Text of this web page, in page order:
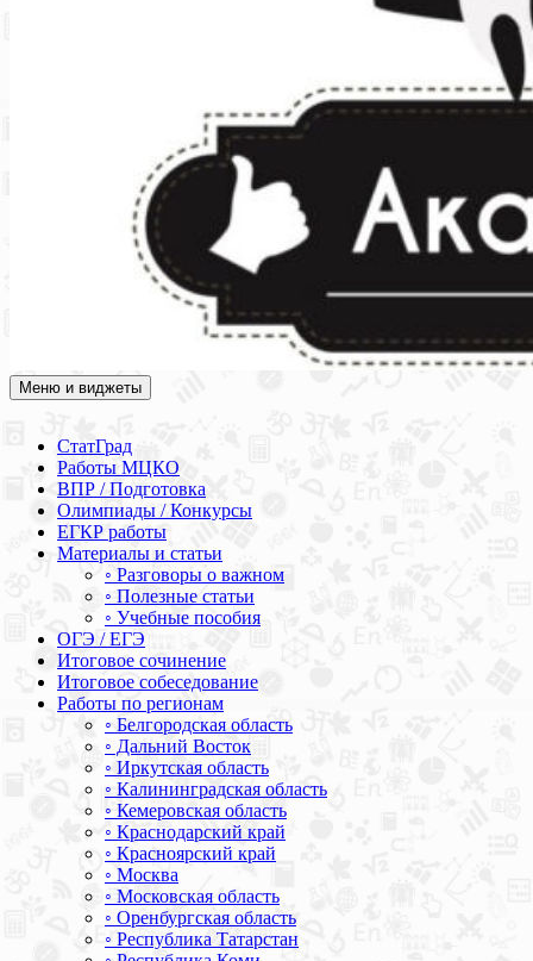
Академия СОВА
Подготовка к ЕГЭ, ОГЭ, ВПР, МЦКО, СтатГрад, КДР, ВОШ,
Меню и виджеты
СтатГрад
Работы МЦКО
ВПР / Подготовка
Олимпиады / Конкурсы
ЕГКР работы
Материалы и статьи
◦ Разговоры о важном
◦ Полезные статьи
◦ Учебные пособия
ОГЭ / ЕГЭ
Итоговое сочинение
Итоговое собеседование
Работы по регионам
◦ Белгородская область
◦ Дальний Восток
◦ Иркутская область
◦ Калининградская область
◦ Кемеровская область
◦ Краснодарский край
◦ Красноярский край
◦ Москва
◦ Московская область
◦ Оренбургская область
◦ Республика Татарстан